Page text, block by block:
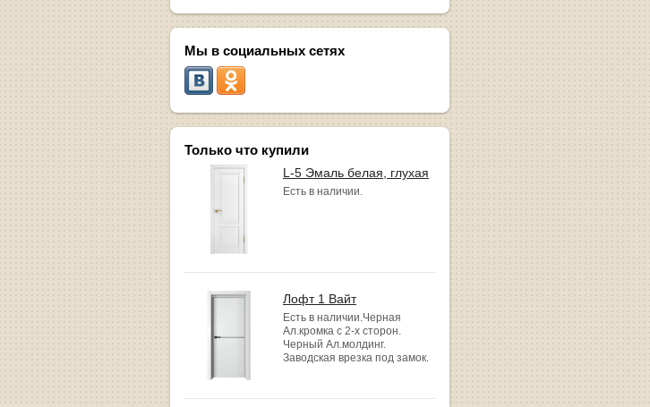
Мы в социальных сетях
Только что купили
L-5 Эмаль белая, глухая
Есть в наличии.
Лофт 1 Вайт
Есть в наличии.Черная
Ал.кромка с 2-х сторон.
Черный Ал.молдинг.
Заводская врезка под замок.